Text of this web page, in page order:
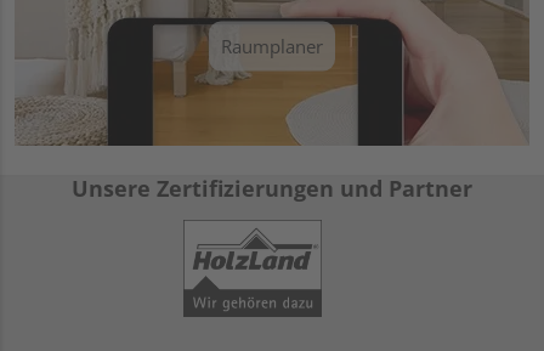
Raumplaner
Unsere Zertifizierungen und Partner